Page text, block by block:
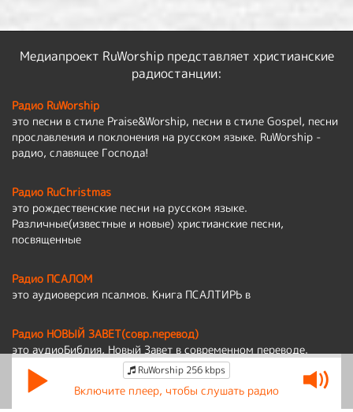
Медиапроект RuWorship представляет христианские
радиостанции:
Радио RuWorship
это песни в стиле Praise&Worship, песни в стиле Gospel, песни
прославления и поклонения на русском языке. RuWorship -
радио, славящее Господа!
Радио RuChristmas
это рождественские песни на русском языке.
Различные(известные и новые) христианские песни,
посвященные
Радио ПСАЛОМ
это аудиоверсия псалмов. Книга ПСАЛТИРЬ в
Радио НОВЫЙ ЗАВЕТ(совр.перевод)
это аудиоБиблия, Новый Завет в современном переводе.
Политика обработки персональных данных
RuWorship 256 kbps
Включите плеер, чтобы слушать радио